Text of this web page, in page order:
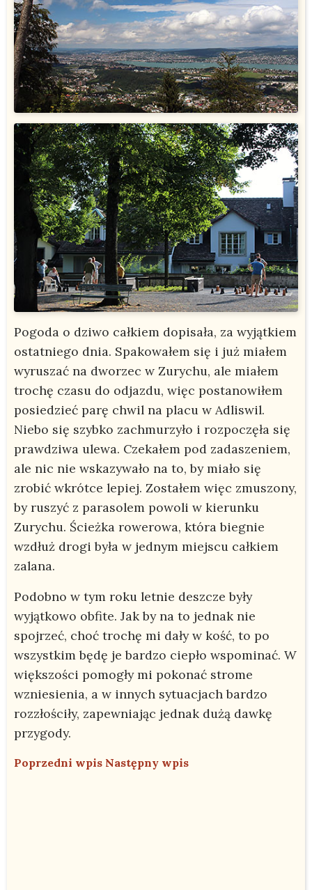
Pogoda o dziwo całkiem dopisała, za wyjątkiem
ostatniego dnia. Spakowałem się i już miałem
wyruszać na dworzec w Zurychu, ale miałem
trochę czasu do odjazdu, więc postanowiłem
posiedzieć parę chwil na placu w Adliswil.
Niebo się szybko zachmurzyło i rozpoczęła się
prawdziwa ulewa. Czekałem pod zadaszeniem,
ale nic nie wskazywało na to, by miało się
zrobić wkrótce lepiej. Zostałem więc zmuszony,
by ruszyć z parasolem powoli w kierunku
Zurychu. Ścieżka rowerowa, która biegnie
wzdłuż drogi była w jednym miejscu całkiem
zalana.
Podobno w tym roku letnie deszcze były
wyjątkowo obfite. Jak by na to jednak nie
spojrzeć, choć trochę mi dały w kość, to po
wszystkim będę je bardzo ciepło wspominać. W
większości pomogły mi pokonać strome
wzniesienia, a w innych sytuacjach bardzo
rozzłościły, zapewniając jednak dużą dawkę
przygody.
Poprzedni wpis Następny wpis